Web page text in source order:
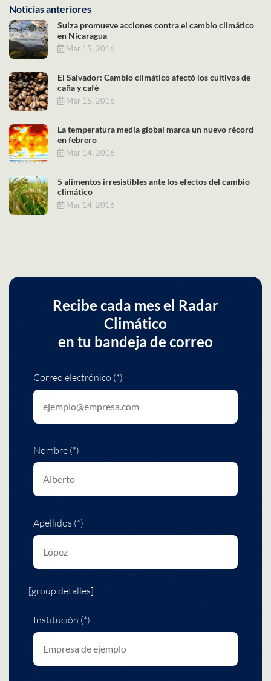
Noticias anteriores
Suiza promueve acciones contra el cambio climático
en Nicaragua
Mar 15, 2016
El Salvador: Cambio climático afectó los cultivos de
caña y café
Mar 15, 2016
La temperatura media global marca un nuevo récord
en febrero
Mar 14, 2016
5 alimentos irresistibles ante los efectos del cambio
climático
Mar 14, 2016
Recibe cada mes el Radar
Climático
en tu bandeja de correo
Correo electrónico (*)
Nombre (*)
Apellidos (*)
[group detalles]
Institución (*)